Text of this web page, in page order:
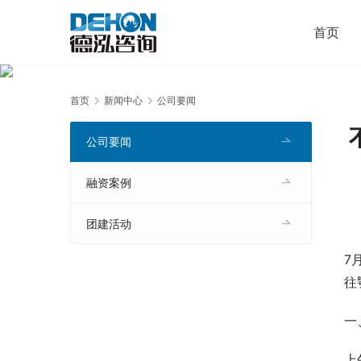
首页
首页 新闻中心 公司要闻
7
往
一
公司要闻
融资案例
团建活动